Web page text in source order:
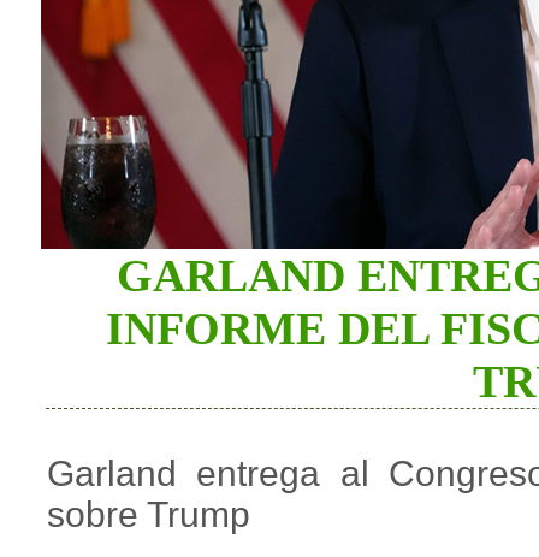
GARLAND
INFORME DEL
Garland entrega al
sobre Trump